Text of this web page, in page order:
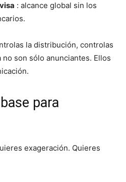
: alcance global sin los
la distribución, controlas
son sólo anunciantes. Ellos
para
exageración. Quieres